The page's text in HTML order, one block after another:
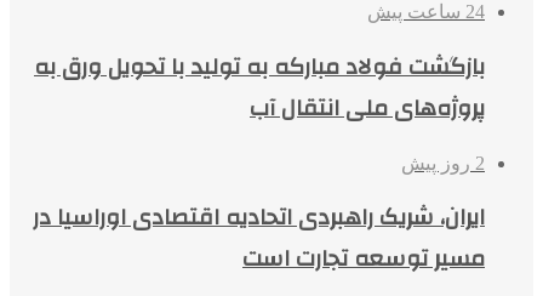
24 ساعت پیش
بازگشت فولاد مبارکه به تولید با تحویل ورق به
پروژه‌های ملی انتقال آب
2 روز پیش
ایران، شریک راهبردی اتحادیه اقتصادی اوراسیا در
مسیر توسعه تجارت است